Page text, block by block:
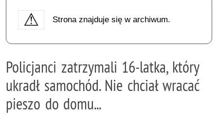
Strona znajduje się w archiwum.
Policjanci zatrzymali 16-latka, który
ukradł samochód. Nie chciał wracać
pieszo do domu...